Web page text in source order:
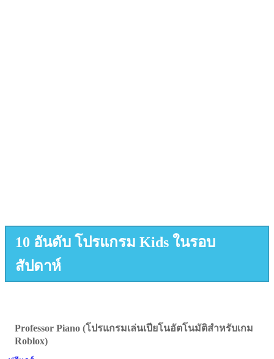
10 อันดับ โปรแกรม Kids ในรอบ
สัปดาห์
Professor Piano (โปรแกรมเล่นเปียโนอัตโนมัติสำหรับเกม
Roblox)